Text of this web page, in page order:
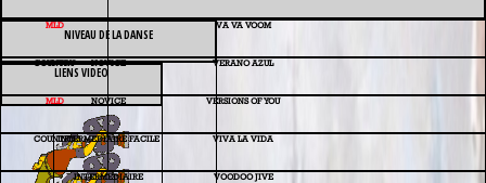
NIVEAU DE LA DANSE
LIENS VIDEO
VA VA VOOM
NOVICE
MLD
VERANO AZUL
NOVICE
COUNTRY
VERSIONS OF YOU
INTERMEDIAIRE FACILE
MLD
VIVA LA VIDA
INTERMEDIAIRE
COUNTRY
VOODOO JIVE